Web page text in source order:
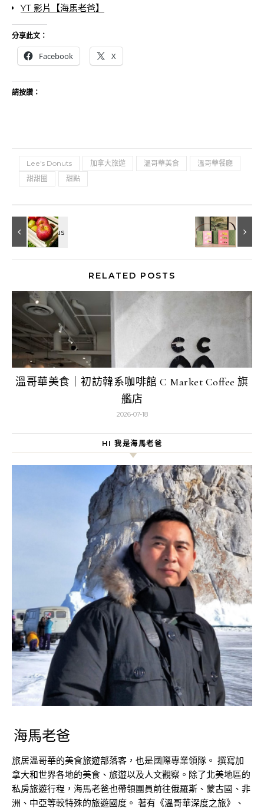
YT 影片【海馬老爸】
分享此文：
Facebook X
請按讚：
Lee's Donuts 加拿大旅遊 溫哥華美食
溫哥華餐廳
甜甜圈
甜點
RELATED POSTS
溫哥華美食｜初訪韓系咖啡館 C Market Coffee 旗
艦店
2026-07-18
HI 我是海馬老爸
海馬老爸
旅居溫哥華的美食旅遊部落客，也是國際專業領隊。 撰寫加
拿大和世界各地的美食、旅遊以及人文觀察。除了北美地區的
私房旅遊行程，海馬老爸也帶領團員前往俄羅斯、蒙古國、非
洲、中亞等較特殊的旅遊國度。 著有《溫哥華深度之旅》、